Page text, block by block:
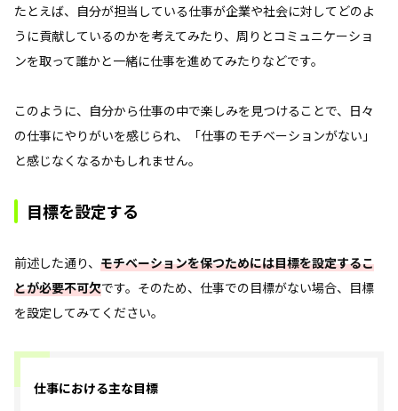
たとえば、自分が担当している仕事が企業や社会に対してどのよ
うに貢献しているのかを考えてみたり、周りとコミュニケーショ
ンを取って誰かと一緒に仕事を進めてみたりなどです。
このように、自分から仕事の中で楽しみを見つけることで、日々
の仕事にやりがいを感じられ、「仕事のモチベーションがない」
と感じなくなるかもしれません。
目標を設定する
前述した通り、 モチベーションを保つためには目標を設定するこ
とが必要不可欠です。そのため、仕事での目標がない場合、目標
を設定してみてください。
仕事における主な目標